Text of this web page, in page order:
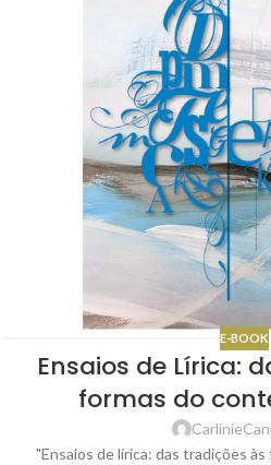
E-BOOK
Ensaios de Lírica:
formas do
"Ensaios de lírica: das tradições